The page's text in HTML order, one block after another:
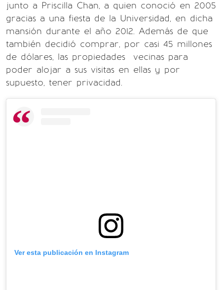
junto a Priscilla Chan, a quien conoció en 2005
gracias a una fiesta de la Universidad, en dicha
mansión durante el año 2012. Además de que
también decidió comprar, por casi 45 millones
de dólares, las propiedades vecinas para
poder alojar a sus visitas en ellas y por
supuesto, tener privacidad.
Ver esta publicación en Instagram